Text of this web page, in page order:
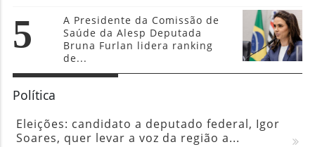
5
A Presidente da Comissão de
Saúde da Alesp Deputada
Bruna Furlan lidera ranking
de...
Política
Eleições: candidato a deputado federal, Igor
Soares, quer levar a voz da região a...